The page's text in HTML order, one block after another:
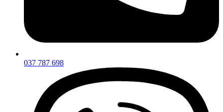
037 787 698